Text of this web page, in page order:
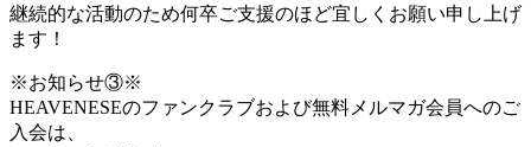
継続的な活動のため何卒ご支援のほど宜しくお願い申し上げ
ます！
※お知らせ③※
HEAVENESEのファンクラブおよび無料メルマガ会員へのご
入会は、